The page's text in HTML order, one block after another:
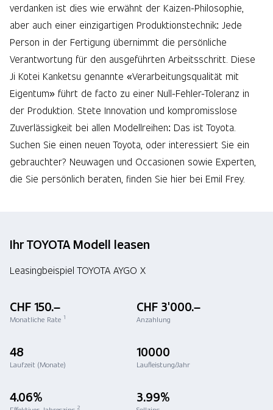
verdanken ist dies wie erwähnt der Kaizen-Philosophie,
aber auch einer einzigartigen Produktionstechnik: Jede
Person in der Fertigung übernimmt die persönliche
Verantwortung für den ausgeführten Arbeitsschritt. Diese
Ji Kotei Kanketsu genannte «Verarbeitungsqualität mit
Eigentum» führt de facto zu einer Null-Fehler-Toleranz in
der Produktion. Stete Innovation und kompromisslose
Zuverlässigkeit bei allen Modellreihen: Das ist Toyota.
Suchen Sie einen neuen Toyota, oder interessiert Sie ein
gebrauchter? Neuwagen und Occasionen sowie Experten,
die Sie persönlich beraten, finden Sie hier bei Emil Frey.
Ihr TOYOTA Modell leasen
Leasingbeispiel TOYOTA AYGO X
CHF 150.–
Monatliche Rate 1
CHF 3'000.–
Anzahlung
48
Laufzeit (Monate)
10000
Laufleistung/Jahr
4.06%
2
3.99%